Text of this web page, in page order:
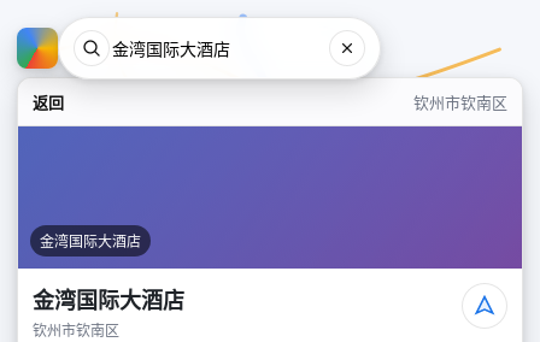
返回 钦州市钦南区
金湾国际大酒店
金湾国际大酒店
钦州市钦南区